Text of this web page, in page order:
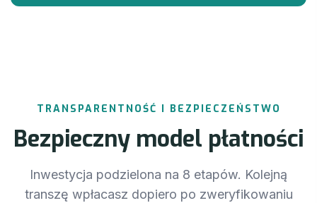
TRANSPARENTNOŚĆ I BEZPIECZEŃSTWO
Bezpieczny model płatności
Inwestycja podzielona na 8 etapów. Kolejną
transzę wpłacasz dopiero po zweryfikowaniu